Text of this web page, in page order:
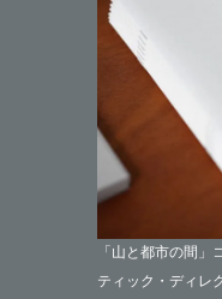
「山と都市の間
ティック・ディレ